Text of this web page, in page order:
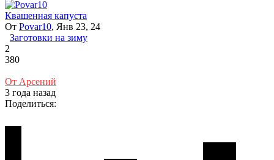
Квашенная капуста
От Povar10, Янв 23, 24
Заготовки на зиму
2
380
От Арсений
3 года назад
Поделиться: